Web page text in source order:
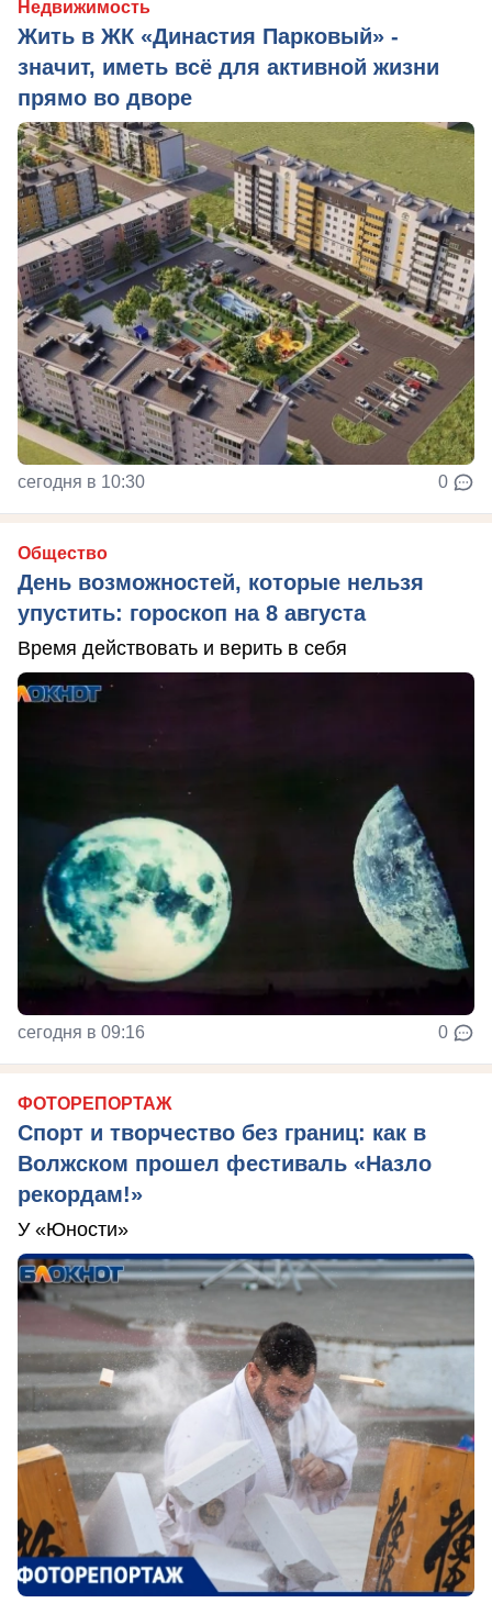
Недвижимость
Жить в ЖК «Династия Парковый» -
значит, иметь всё для активной жизни
прямо во дворе
сегодня в 10:30 0
Общество
День возможностей, которые нельзя
упустить: гороскоп на 8 августа
Время действовать и верить в себя
сегодня в 09:16 0
ФОТОРЕПОРТАЖ
Спорт и творчество без границ: как в
Волжском прошел фестиваль «Назло
рекордам!»
У «Юности»